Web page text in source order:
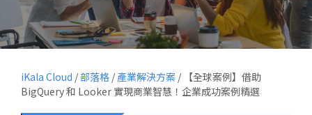
iKala Cloud /部落格 / 產業解決方案 / 【全球案例】借助
BigQuery 和 Looker 實現商業智慧！企業成功案例精選